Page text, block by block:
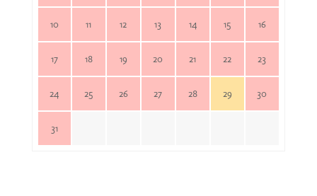
10 11 12 13 14 15 16
17 18 19 20 21 22 23
24 25 26 27 28 29 30
31